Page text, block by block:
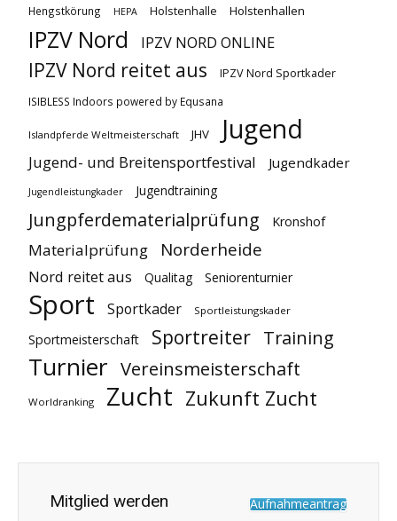
Hengstkörung HEPA Holstenhalle Holstenhallen
IPZV Nord IPZV NORD ONLINE
IPZV Nord reitet aus IPZV Nord Sportkader
ISIBLESS Indoors powered by Equsana
Islandpferde Weltmeisterschaft JHV Jugend
Jugend- und Breitensportfestival Jugendkader
Jugendleistungkader Jugendtraining
Jungpferdematerialprüfung Kronshof
Materialprüfung Norderheide
Nord reitet aus Qualitag Seniorenturnier
Sport Sportkader Sportleistungskader
Sportmeisterschaft Sportreiter Training
Turnier Vereinsmeisterschaft
Worldranking Zucht Zukunft Zucht
Mitglied werden Aufnahmeantrag